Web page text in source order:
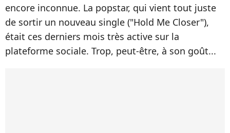
encore inconnue. La popstar, qui vient tout juste
de sortir un nouveau single ("Hold Me Closer"),
était ces derniers mois très active sur la
plateforme sociale. Trop, peut-être, à son goût...